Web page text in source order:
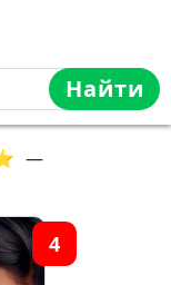
Найти
—
4